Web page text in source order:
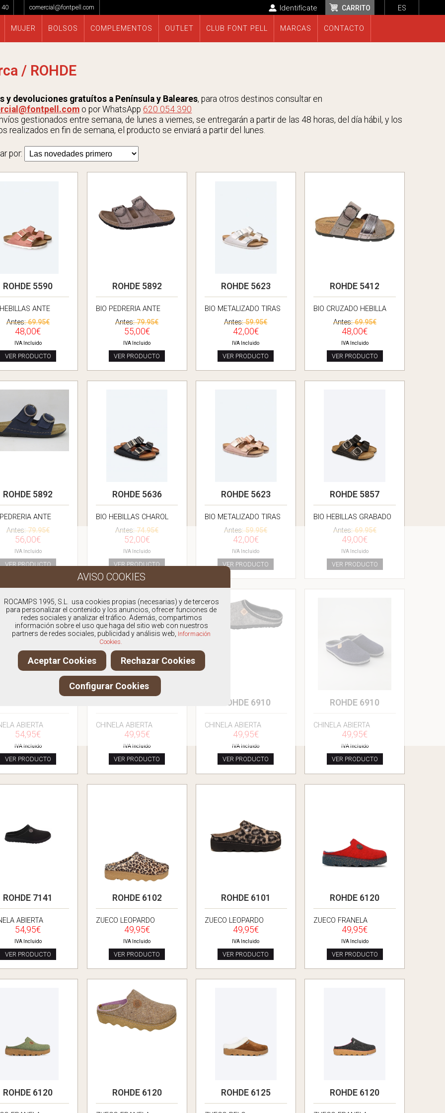
ES
40 comercial@fontpell.com CARRITO
Identifícate
MUJER BOLSOS COMPLEMENTOS OUTLET CLUB FONT PELL MARCAS CONTACTO
/ ROHDE
y devoluciones gratuítos a Península y Baleares, para otros destinos consultar en
o por WhatsApp 620 054 390
gestionados entre semana, de lunes a viernes, se entregarán a partir de las 48 horas, del día hábil, y los
realizados en fin de semana, el producto se enviará a partir del lunes.
por:
ROHDE 5590
ANTE
Antes:69.95€
48,00€
IVA Incluido
VER PRODUCTO
ROHDE 5892
BIO PEDRERIA ANTE
Antes:79.95€
55,00€
IVA Incluido
VER PRODUCTO
ROHDE 5623
BIO METALIZADO TIRAS
Antes:59.95€
42,00€
IVA Incluido
VER PRODUCTO
ROHDE 5412
BIO CRUZADO HEBILLA
Antes:69.95€
48,00€
IVA Incluido
VER PRODUCTO
ROHDE 5892
ANTE
Antes:79.95€
56,00€
IVA Incluido
VER PRODUCTO
ROHDE 5636
BIO HEBILLAS CHAROL
Antes:74.95€
52,00€
IVA Incluido
VER PRODUCTO
ROHDE 5623
BIO METALIZADO TIRAS
Antes:59.95€
42,00€
IVA Incluido
VER PRODUCTO
ROHDE 5857
BIO HEBILLAS GRABADO
Antes:69.95€
49,00€
IVA Incluido
VER PRODUCTO
ABIERTA
54,95€
IVA Incluido
VER PRODUCTO
CHINELA ABIERTA
49,95€
IVA Incluido
VER PRODUCTO
ROHDE 6910
CHINELA ABIERTA
49,95€
IVA Incluido
VER PRODUCTO
ROHDE 6910
CHINELA ABIERTA
49,95€
IVA Incluido
VER PRODUCTO
ROHDE 7141
ABIERTA
54,95€
IVA Incluido
VER PRODUCTO
ROHDE 6102
ZUECO LEOPARDO
49,95€
IVA Incluido
VER PRODUCTO
ROHDE 6101
ZUECO LEOPARDO
49,95€
IVA Incluido
VER PRODUCTO
ROHDE 6120
ZUECO FRANELA
49,95€
IVA Incluido
VER PRODUCTO
ROHDE 6120 ROHDE 6120 ROHDE 6125 ROHDE 6120
ROCAMPS 1995, S.L. usa cookies propias (necesarias) y de terceros
para personalizar el contenido y los anuncios, ofrecer funciones de
redes sociales y analizar el tráfico. Además, compartimos
información sobre el uso que haga del sitio web con nuestros
partners de redes sociales, publicidad y análisis web, Información
Cookies.
Aceptar Cookies Rechazar Cookies
Configurar Cookies